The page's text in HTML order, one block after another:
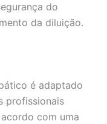
do
da diluição.
é adaptado
profissionais
com uma